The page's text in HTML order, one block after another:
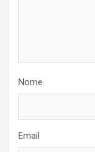
Nome
Email